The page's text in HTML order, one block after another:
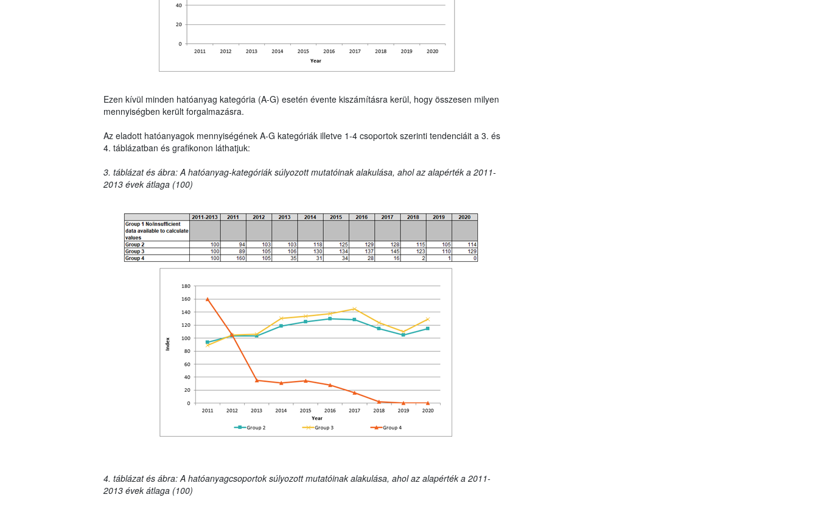
Ezen kívül minden hatóanyag kategória (A-G) esetén évente kiszámításra kerül, hogy összesen milyen
mennyiségben került forgalmazásra.
Az eladott hatóanyagok mennyiségének A-G kategóriák illetve 1-4 csoportok szerinti tendenciáit a 3. és
4. táblázatban és grafikonon láthatjuk:
3. táblázat és ábra: A hatóanyag-kategóriák súlyozott mutatóinak alakulása, ahol az alapérték a 2011-
2013 évek átlaga (100)
4. táblázat és ábra: A hatóanyagcsoportok súlyozott mutatóinak alakulása, ahol az alapérték a 2011-
2013 évek átlaga (100)